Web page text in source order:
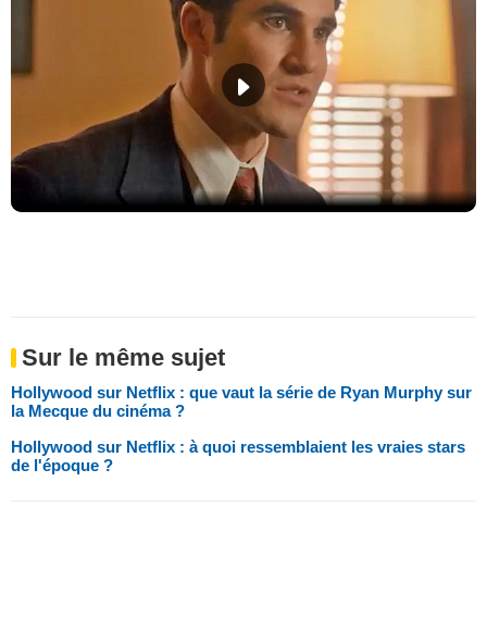
Sur le même sujet
Hollywood sur Netflix : que vaut la série de Ryan Murphy sur
la Mecque du cinéma ?
Hollywood sur Netflix : à quoi ressemblaient les vraies stars
de l'époque ?